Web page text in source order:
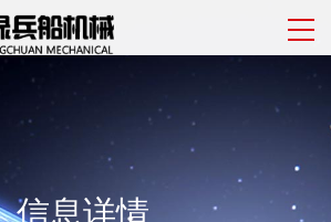
信息详情